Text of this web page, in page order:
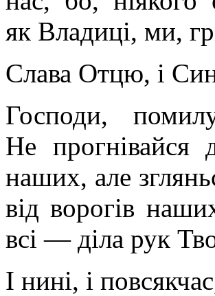
як Владиці, ми,
Слава Отцю, і
Господи,
Не прогнівайся
наших, але
від ворогів
всі — діла рук
І нині, і